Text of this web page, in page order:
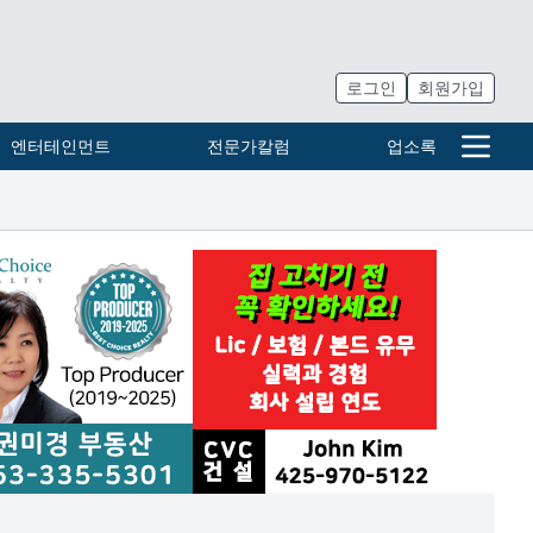
로그인 회원가입
엔터테인먼트 전문가칼럼 업소록